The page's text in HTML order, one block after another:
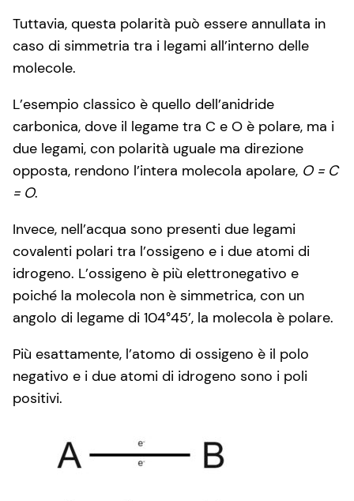
Tuttavia, questa polarità può essere annullata in
caso di simmetria tra i legami all’interno delle
molecole.
L’esempio classico è quello dell’anidride
carbonica, dove il legame tra C e O è polare, ma i
due legami, con polarità uguale ma direzione
opposta, rendono l’intera molecola apolare, O = C
= O.
Invece, nell’acqua sono presenti due legami
covalenti polari tra l’ossigeno e i due atomi di
idrogeno. L’ossigeno è più elettronegativo e
poiché la molecola non è simmetrica, con un
angolo di legame di 104°45’, la molecola è polare.
Più esattamente, l’atomo di ossigeno è il polo
negativo e i due atomi di idrogeno sono i poli
positivi.